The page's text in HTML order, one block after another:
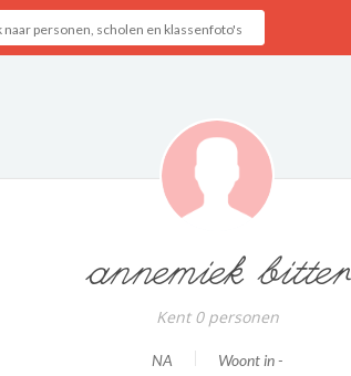
annemiek bitter
Kent 0 personen
NA Woont in -